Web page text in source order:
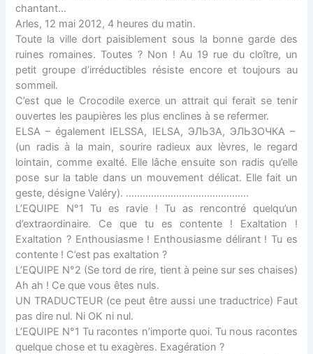
chantant…
Arles, 12 mai 2012, 4 heures du matin.
Toute la ville dort paisiblement sous la bonne garde des
ruines romaines. Toutes ? Non ! Au 19 rue du cloître, un
petit groupe d’irréductibles résiste encore et toujours au
sommeil.
C’est que le Crocodile exerce un attrait qui ferait se tenir
ouvertes les paupières les plus enclines à se refermer.
ELSA – également IELSSA, IELSA, ЭЛЬЗА, ЭЛЬЗОЧКА –
(un radis à la main, sourire radieux aux lèvres, le regard
lointain, comme exalté. Elle lâche ensuite son radis qu’elle
pose sur la table dans un mouvement délicat. Elle fait un
geste, désigne Valéry). ……………………………………..
L’EQUIPE N°1 Tu es ravie ! Tu as rencontré quelqu’un
d’extraordinaire. Ce que tu es contente ! Exaltation !
Exaltation ? Enthousiasme ! Enthousiasme délirant ! Tu es
contente ! C’est pas exaltation ?
L’EQUIPE N°2 (Se tord de rire, tient à peine sur ses chaises)
Ah ah ! Ce que vous êtes nuls.
UN TRADUCTEUR (ce peut être aussi une traductrice) Faut
pas dire nul. Ni OK ni nul.
L’EQUIPE N°1 Tu racontes n’importe quoi. Tu nous racontes
quelque chose et tu exagères. Exagération ?